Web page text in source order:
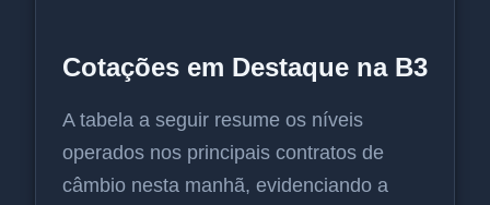
Cotações em Destaque na B3
A tabela a seguir resume os níveis
operados nos principais contratos de
câmbio nesta manhã, evidenciando a